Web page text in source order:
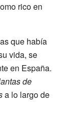
rico en
que había
vida, se
en España.
de
a lo largo de